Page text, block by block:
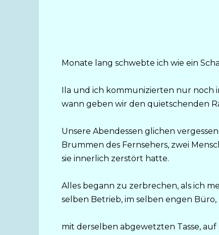
Monate lang schwebte ich wie ein
Ila und ich kommunizierten nur noch
wann geben wir den quietschenden
Unsere Abendessen glichen
Brummen des Fernsehers, zwei
sie innerlich zerstört hatte.
Alles begann zu zerbrechen, als ich
selben Betrieb, im selben engen Büro,
mit derselben abgewetzten Tasse,